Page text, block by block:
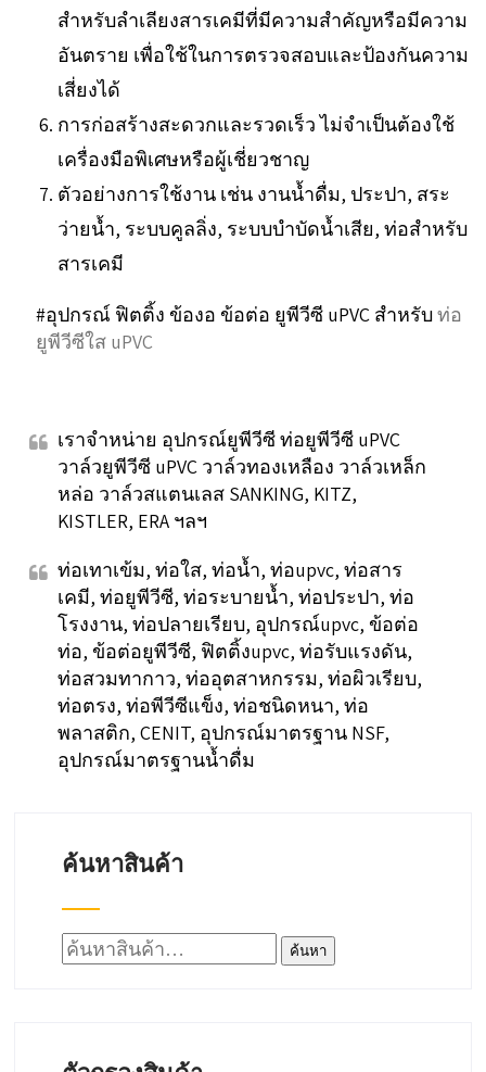
สำหรับลำเลียงสารเคมีที่มีความสำคัญหรือมีความ
อันตราย เพื่อใช้ในการตรวจสอบและป้องกันความ
เสี่ยงได้
การก่อสร้างสะดวกและรวดเร็ว ไม่จำเป็นต้องใช้
เครื่องมือพิเศษหรือผู้เชี่ยวชาญ
ตัวอย่างการใช้งาน เช่น งานน้ำดื่ม, ประปา, สระ
ว่ายน้ำ, ระบบคูลลิ่ง, ระบบบำบัดน้ำเสีย, ท่อสำหรับ
สารเคมี
#อุปกรณ์ ฟิตติ้ง ข้องอ ข้อต่อ ยูพีวีซี uPVC สำหรับท่อ
ยูพีวีซีใส uPVC
เราจำหน่าย อุปกรณ์ยูพีวีซี ท่อยูพีวีซี uPVC
วาล์วยูพีวีซี uPVC วาล์วทองเหลือง วาล์วเหล็ก
หล่อ วาล์วสแตนเลส SANKING, KITZ,
KISTLER, ERA ฯลฯ
ท่อเทาเข้ม, ท่อใส, ท่อน้ำ, ท่อupvc, ท่อสาร
เคมี, ท่อยูพีวีซี, ท่อระบายน้ำ, ท่อประปา, ท่อ
โรงงาน, ท่อปลายเรียบ, อุปกรณ์upvc, ข้อต่อ
ท่อ, ข้อต่อยูพีวีซี, ฟิตติ้งupvc, ท่อรับแรงดัน,
ท่อสวมทากาว, ท่ออุตสาหกรรม, ท่อผิวเรียบ,
ท่อตรง, ท่อพีวีซีแข็ง, ท่อชนิดหนา, ท่อ
พลาสติก, CENIT, อุปกรณ์มาตรฐาน NSF,
อุปกรณ์มาตรฐานน้ำดื่ม
ค้นหาสินค้า
ค้นหา: ค้นหา